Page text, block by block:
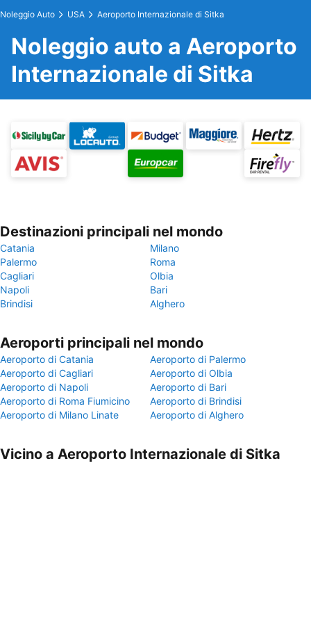
Noleggio Auto USA Aeroporto Internazionale di Sitka
Noleggio auto a Aeroporto
Internazionale di Sitka
Destinazioni principali nel mondo
Catania
Milano
Palermo
Roma
Cagliari
Olbia
Napoli
Bari
Brindisi
Alghero
Aeroporti principali nel mondo
Aeroporto di Catania
Aeroporto di Palermo
Aeroporto di Cagliari
Aeroporto di Olbia
Aeroporto di Napoli
Aeroporto di Bari
Aeroporto di Roma Fiumicino
Aeroporto di Brindisi
Aeroporto di Milano Linate
Aeroporto di Alghero
Vicino a Aeroporto Internazionale di Sitka